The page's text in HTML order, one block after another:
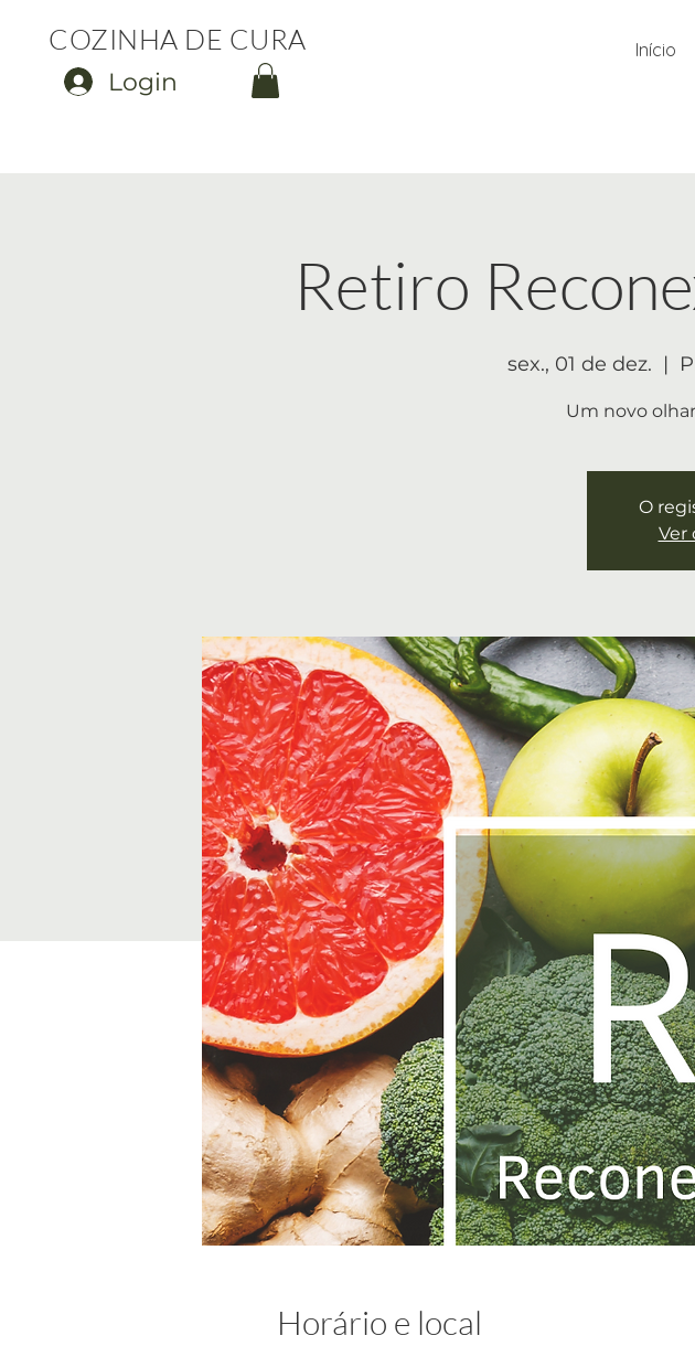
COZINHA DE CURA
Login
Início
Retiro
sex., 01 de dez.
  |
Um novo
O
Ver
Horário e local